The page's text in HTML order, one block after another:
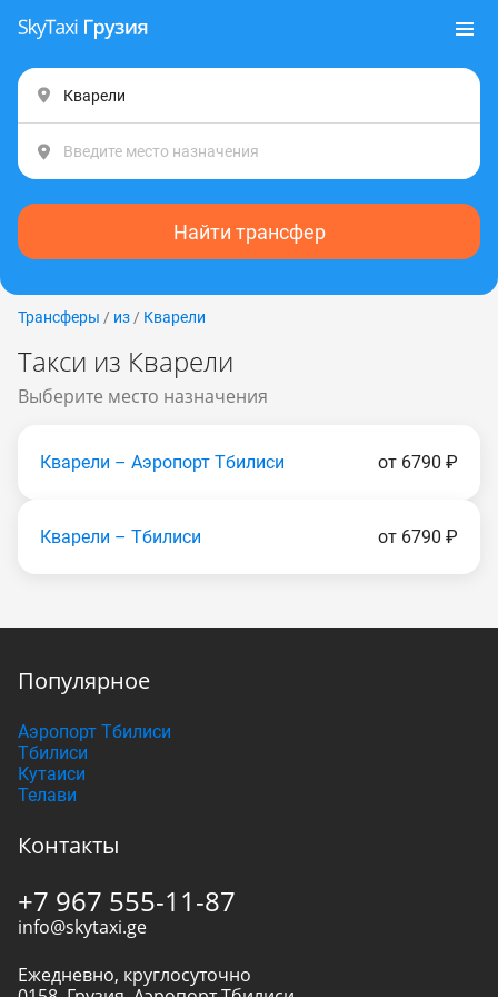
Найти трансфер
Трансферы / из / Кварели
Такси из Кварели
Выберите место назначения
Кварели – Аэропорт Тбилиси от 6790 ₽
Кварели – Тбилиси от 6790 ₽
Популярное
Аэропорт Тбилиси
Тбилиси
Кутаиси
Телави
Контакты
+7 967 555-11-87
info@skytaxi.ge
Ежедневно, круглосуточно